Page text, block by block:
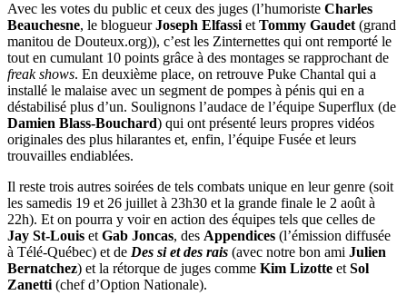
Avec les votes du public et ceux des juges (l’humoriste Charles
Beauchesne, le blogueurJoseph ElfassietTommy Gaudet(grand
manitou de Douteux.org)), c’est les Zinternettes qui ont remporté le
tout en cumulant 10 points grâce à des montages se rapprochant de
freak shows. En deuxième place, on retrouve Puke Chantal qui a
installé le malaise avec un segment de pompes à pénis qui en a
déstabilisé plus d’un. Soulignons l’audace de l’équipe Superflux (de
Damien Blass-Bouchard) qui ont présenté leurs propres vidéos
originales des plus hilarantes et, enfin, l’équipe Fusée et leurs
trouvailles endiablées.
Il reste trois autres soirées de tels combats unique en leur genre (soit
les samedis 19 et 26 juillet à 23h30 et la grande finale le 2 août à
22h). Et on pourra y voir en action des équipes tels que celles de
Jay St-Louis etGab Joncas, des Appendices (l’émission diffusée
à Télé-Québec) et de Des si et des rais (avec notre bon ami Julien
Bernatchez) et la rétorque de juges comme Kim Lizotte etSol
Zanetti(chef d’Option Nationale).